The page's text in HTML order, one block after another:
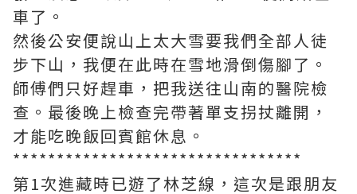
車了。
然後公安便說山上太大雪要我們全部人徒
步下山，我便在此時在雪地滑倒傷腳了。
師傅們只好趕車，把我送往山南的醫院檢
查。最後晚上檢查完帶著單支拐扙離開，
才能吃晚飯回賓館休息。
*********************************
第1次進藏時已遊了林芝線，這次是跟朋友